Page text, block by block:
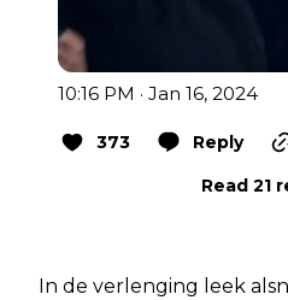
10:16 PM · Jan 16, 2024
373 Reply
Read 21
In de verlenging leek